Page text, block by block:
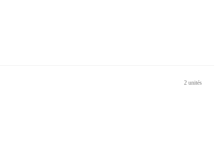
2 unités